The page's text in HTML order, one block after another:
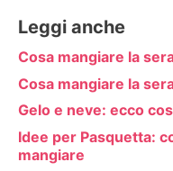
Leggi anche
Cosa mangiare la
Cosa mangiare la
Gelo e neve: ecco
Idee per Pasquetta:
mangiare